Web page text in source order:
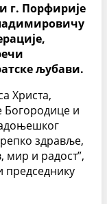
г. Порфирије
љубави.
Христа,
Богородице и
здравље,
мир и радост”,
председнику